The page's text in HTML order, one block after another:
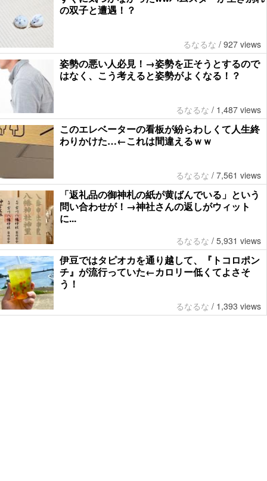
の双子と遭遇！？
るなるな / 927 views
姿勢の悪い人必見！→姿勢を正そうとするので
はなく、こう考えると姿勢がよくなる！？
るなるな / 1,487 views
このエレベーターの看板が紛らわしくて人生終
わりかけた…←これは間違えるｗｗ
るなるな / 7,561 views
「返礼品の御神札の紙が黄ばんでいる」という
問い合わせが！→神社さんの返しがウィット
に...
るなるな / 5,931 views
伊豆ではタピオカを通り越して、『トコロポン
チ』が流行っていた←カロリー低くてよさそ
う！
るなるな / 1,393 views